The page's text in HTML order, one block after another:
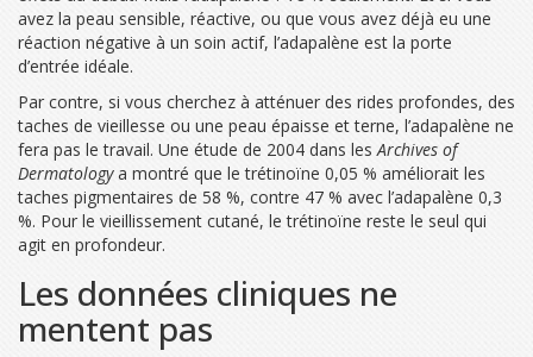
avez la peau sensible, réactive, ou que vous avez déjà eu une
réaction négative à un soin actif, l’adapalène est la porte
d’entrée idéale.
Par contre, si vous cherchez à atténuer des rides profondes, des
taches de vieillesse ou une peau épaisse et terne, l’adapalène ne
fera pas le travail. Une étude de 2004 dans lesArchives of
Dermatologya montré que le trétinoïne 0,05 % améliorait les
taches pigmentaires de 58 %, contre 47 % avec l’adapalène 0,3
%. Pour le vieillissement cutané, le trétinoïne reste le seul qui
agit en profondeur.
Les données cliniques ne
mentent pas